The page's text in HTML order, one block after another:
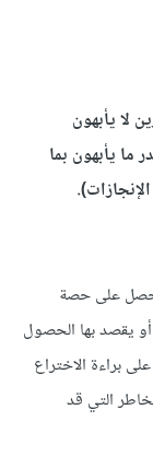
لا يأبهون
ما يأبهون بما
على حصة
يقصد بها الحصول
براءة الاختراع
التي قد